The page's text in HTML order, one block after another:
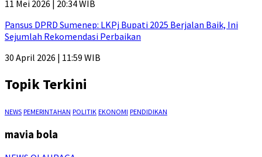
11 Mei 2026 | 20:34 WIB
Pansus DPRD Sumenep: LKPj Bupati 2025 Berjalan Baik, Ini
Sejumlah Rekomendasi Perbaikan
30 April 2026 | 11:59 WIB
Topik Terkini
NEWS PEMERINTAHAN POLITIK EKONOMI PENDIDIKAN
mavia bola